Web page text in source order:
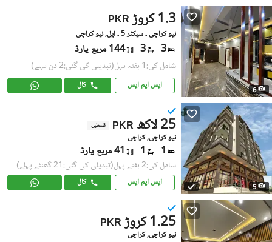
6
PKR 1.3 کروڑ
نیو کراچی ۔ سیکٹر 5 ۔ ایل, نیو کراچی
3
3 144 مربع یارڈ
شامل کی:1 ہفتہ پہل (تبدیلی کی گئی:2 دن پہلے)
ایس ایم ایس کال
5
PKR 25 لاکھ قسطیں
نیو کراچی, کراچی
1
1 41 مربع یارڈ
شامل کی:2 ہفتے پہل (تبدیلی کی گئی:21 گھنٹے پہلے)
ایس ایم ایس کال
PKR 1.25 کروڑ
نیو کراچی, کراچی